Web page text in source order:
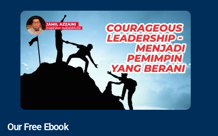
Our Free Ebook